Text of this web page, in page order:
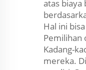
atas biaya
Hal ini
Pemilihan
Kadang-
mereka.